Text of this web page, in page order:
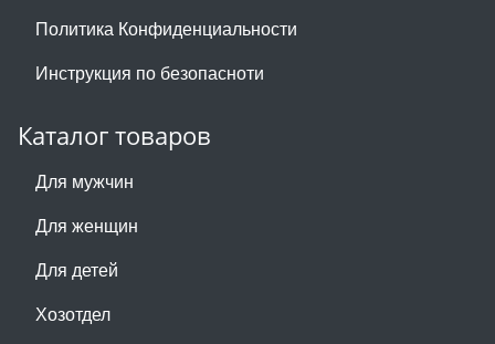
Политика Конфиденциальности
Инструкция по безопасноти
Каталог товаров
Для мужчин
Для женщин
Для детей
Хозотдел